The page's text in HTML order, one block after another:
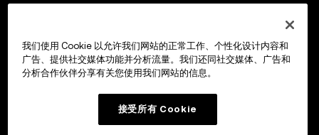
我们使用 Cookie 以允许我们网站的正常工作、个性化设计内容和
广告、提供社交媒体功能并分析流量。我们还同社交媒体、广告和
分析合作伙伴分享有关您使用我们网站的信息。
接受所有 Cookie